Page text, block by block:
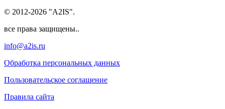
© 2012-2026 "A2IS".
все права защищены..
info@a2is.ru
Обработка персональных данных
Пользовательское соглашение
Правила сайта